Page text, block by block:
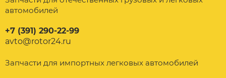
автомобилей
+7 (391) 290-22-99
avto@rotor24.ru
Запчасти для импортных легковых автомобилей